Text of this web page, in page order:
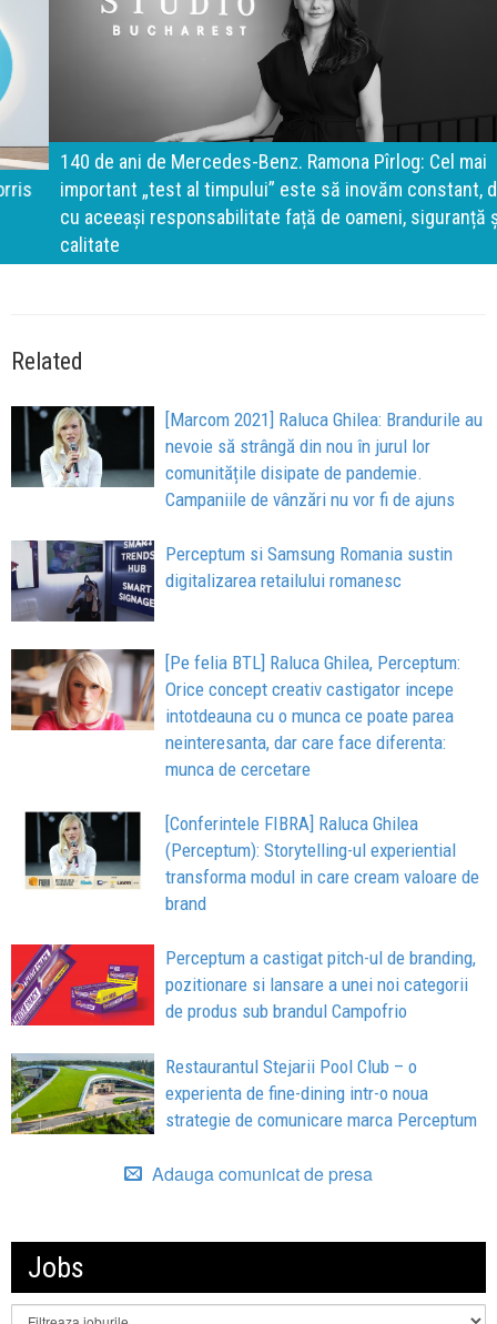
140 de ani de Mercedes-Benz. Ramona Pîrlog: Cel mai
important „test al timpului” este să inovăm constant, dar
cu aceeași responsabilitate față de oameni, siguranță și
calitate
Related
[Marcom 2021] Raluca Ghilea: Brandurile au
nevoie să strângă din nou în jurul lor
comunitățile disipate de pandemie.
Campaniile de vânzări nu vor fi de ajuns
Perceptum si Samsung Romania sustin
digitalizarea retailului romanesc
[Pe felia BTL] Raluca Ghilea, Perceptum:
Orice concept creativ castigator incepe
intotdeauna cu o munca ce poate parea
neinteresanta, dar care face diferenta:
munca de cercetare
[Conferintele FIBRA] Raluca Ghilea
(Perceptum): Storytelling-ul experiential
transforma modul in care cream valoare de
brand
Perceptum a castigat pitch-ul de branding,
pozitionare si lansare a unei noi categorii
de produs sub brandul Campofrio
Restaurantul Stejarii Pool Club – o
experienta de fine-dining intr-o noua
strategie de comunicare marca Perceptum
Adauga comunicat de presa
Jobs